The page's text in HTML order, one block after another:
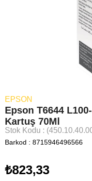
EPSON
Epson T6644
Kartuş 70Ml
Stok Kodu
Barkod : 8715946496566
₺823,33